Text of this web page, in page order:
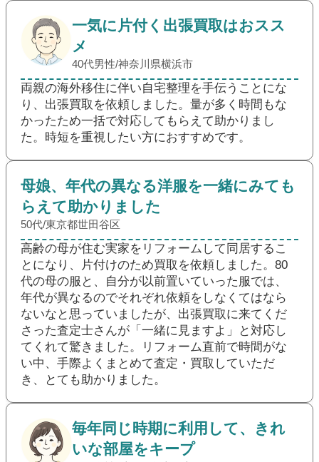
一気に片付く出張買取はおスス
メ
40代男性/神奈川県横浜市
両親の海外移住に伴い自宅整理を手伝うことにな
り、出張買取を依頼しました。量が多く時間もな
かったため一括で対応してもらえて助かりまし
た。時短を重視したい方におすすめです。
母娘、年代の異なる洋服を一緒にみても
らえて助かりました
50代/東京都世田谷区
高齢の母が住む実家をリフォームして同居するこ
とになり、片付けのため買取を依頼しました。80
代の母の服と、自分が以前置いていった服では、
年代が異なるのでそれぞれ依頼をしなくてはなら
ないなと思っていましたが、出張買取に来てくだ
さった査定士さんが「一緒に見ますよ」と対応し
てくれて驚きました。リフォーム直前で時間がな
い中、手際よくまとめて査定・買取していただ
き、とても助かりました。
毎年同じ時期に利用して、きれ
いな部屋をキープ